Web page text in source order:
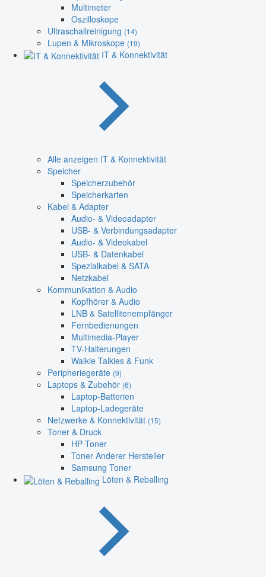
Multimeter
Oszilloskope
Ultraschallreinigung (14)
Lupen & Mikroskope (19)
IT & Konnektivität
Alle anzeigen IT & Konnektivität
Speicher
Speicherzubehör
Speicherkarten
Kabel & Adapter
Audio- & Videoadapter
USB- & Verbindungsadapter
Audio- & Videokabel
USB- & Datenkabel
Spezialkabel & SATA
Netzkabel
Kommunikation & Audio
Kopfhörer & Audio
LNB & Satellitenempfänger
Fernbedienungen
Multimedia-Player
TV-Halterungen
Walkie Talkies & Funk
Peripheriegeräte (9)
Laptops & Zubehör (6)
Laptop-Batterien
Laptop-Ladegeräte
Netzwerke & Konnektivität (15)
Toner & Druck
HP Toner
Toner Anderer Hersteller
Samsung Toner
Löten & Reballing